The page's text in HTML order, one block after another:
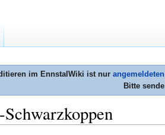
im EnnstalWiki ist nur
Bitte